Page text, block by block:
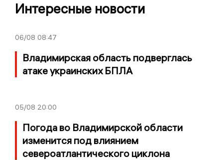
Интересные новости
06/08 08:47
Владимирская область подверглась
атаке украинских БПЛА
05/08 20:00
Погода во Владимирской области
изменится под влиянием
североатлантического циклона